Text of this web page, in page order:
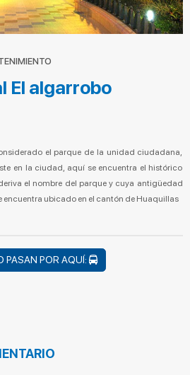
El algarrobo
el parque de la unidad ciudadana,
en la ciudad, aquí se encuentra el histórico
el nombre del parque y cuya antigüedad
encuentra ubicado en el cantón de Huaquillas
PASAN POR AQUÍ: